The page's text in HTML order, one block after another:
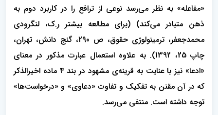
«مفاعله» به نظر می‌رسد نوعی از ترافع را در کاربرد دوم به
ذهن متبادر می‌کند) (برای مطالعه بیشتر ر.ک، لنگرودی
محمدجعفر، ترمینولوژی حقوق، ص 290، گنج دانش، تهران،
چاپ 25، 1392). به علاوه استعمال عبارت مذکور در معنای
«ادعا» نیز با عنایت به قرینه‌ی مشهود در بند 4 ماده اخیرالذکر
که در آن مقنن به تفکیک و تفاوت «دعاوی» و «درخواست‌ها»
توجه داشته است. منتفی می‌رسد.